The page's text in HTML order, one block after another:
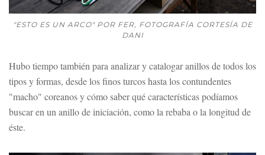
"ESTO ES UN ARCO" POR FER, FOTOGRAFÍA CORTESÍA DE
DANI
Hubo tiempo también para analizar y catalogar anillos de todos los
tipos y formas, desde los finos turcos hasta los contundentes
"macho" coreanos y cómo saber qué características podíamos
buscar en un anillo de iniciación, como la rebaba o la longitud de
éste.